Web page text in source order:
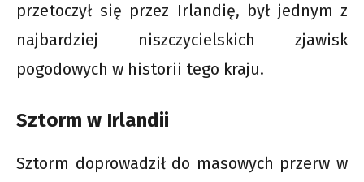
przetoczył się przez Irlandię, był jednym z
najbardziej niszczycielskich zjawisk
pogodowych w historii tego kraju.
Sztorm w Irlandii
Sztorm doprowadził do masowych przerw w